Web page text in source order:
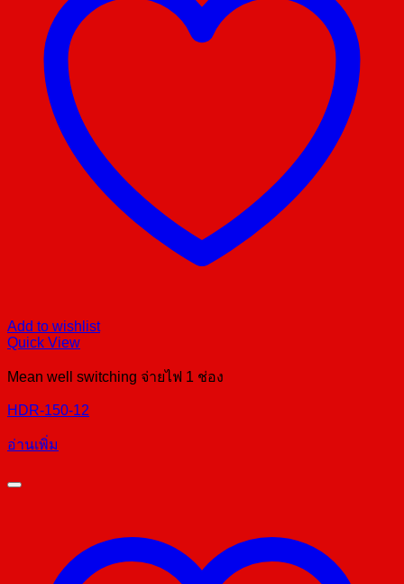
Add to wishlist
Quick View
Mean well switching จ่ายไฟ 1 ช่อง
HDR-150-12
อ่านเพิ่ม